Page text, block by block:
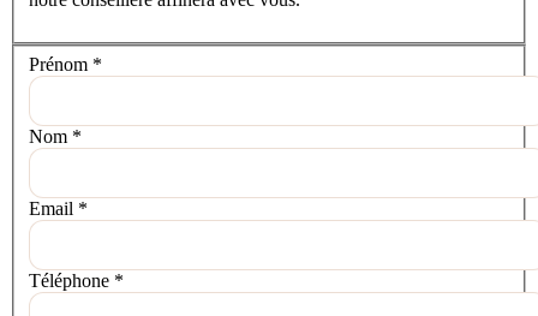
Vos coordonnées
Prénom *
Nom *
Email *
Téléphone *